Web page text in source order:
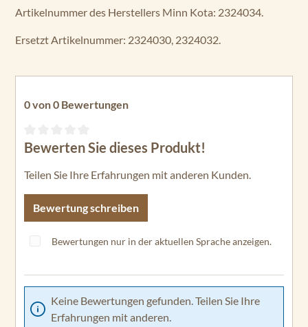
Artikelnummer des Herstellers Minn Kota: 2324034.
Ersetzt Artikelnummer: 2324030, 2324032.
0 von 0 Bewertungen
Durchschnittliche Bewertung von 0 von 5 Sternen
Bewerten Sie dieses Produkt!
Teilen Sie Ihre Erfahrungen mit anderen Kunden.
Bewertung schreiben
Bewertungen nur in der aktuellen Sprache anzeigen.
Keine Bewertungen gefunden. Teilen Sie Ihre
Erfahrungen mit anderen.